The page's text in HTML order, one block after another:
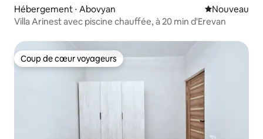
Hébergement ⋅ Abovyan Nouvel
Nouveau
Villa Arinest avec piscine chauffée, à 20 min d'Erevan
Coup de cœur voyageurs
Coup de cœur voyageurs